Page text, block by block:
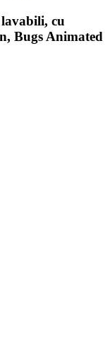
cu
Bugs Animated